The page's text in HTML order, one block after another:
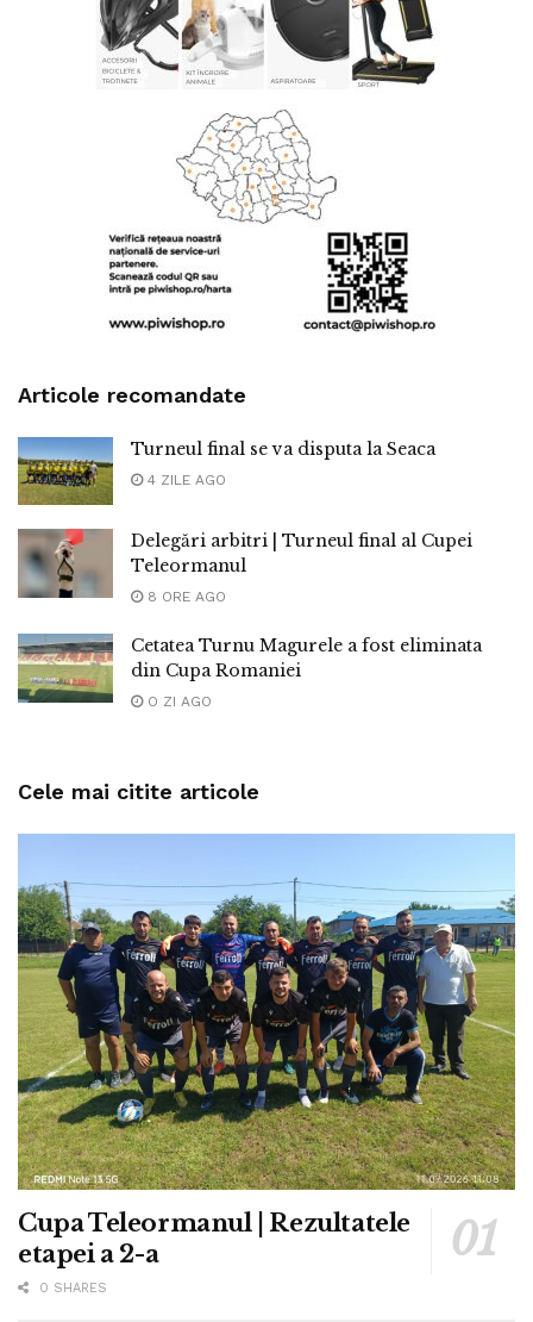
Articole recomandate
Turneul final se va disputa la Seaca
4 ZILE AGO
Delegări arbitri | Turneul final al Cupei
Teleormanul
8 ORE AGO
Cetatea Turnu Magurele a fost eliminata
din Cupa Romaniei
O ZI AGO
Cele mai citite articole
Cupa Teleormanul | Rezultatele
etapei a 2-a
0 SHARES